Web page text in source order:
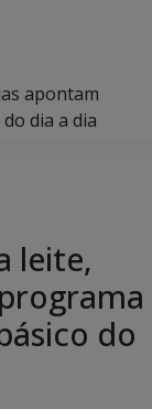
apontam
dia a dia
leite,
do